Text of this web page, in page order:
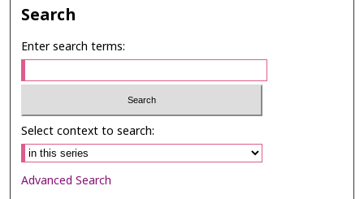
Search
Enter search terms:
Select context to search:
Advanced Search